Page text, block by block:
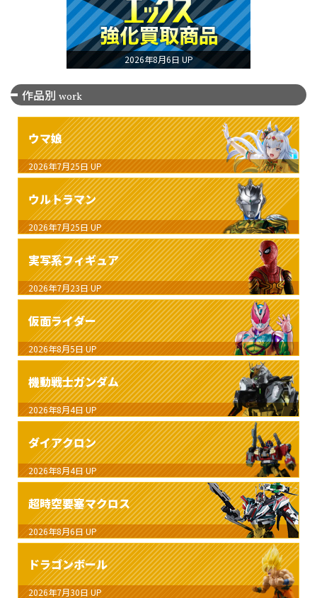
2026年8月6日 UP
作品別 work
ウマ娘
2026年7月25日 UP
ウルトラマン
2026年7月25日 UP
実写系フィギュア
2026年7月23日 UP
仮面ライダー
2026年8月5日 UP
機動戦士ガンダム
2026年8月4日 UP
ダイアクロン
2026年8月4日 UP
超時空要塞マクロス
2026年8月6日 UP
ドラゴンボール
2026年7月30日 UP